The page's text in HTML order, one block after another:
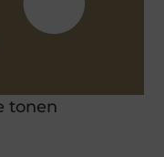
tonen